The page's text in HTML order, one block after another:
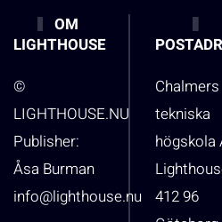
OM
LIGHTHOUSE
©
LIGHTHOUSE.NU
Publisher:
Åsa Burman
info@lighthouse.nu
Chalmers
tekniska
högskola
412 96